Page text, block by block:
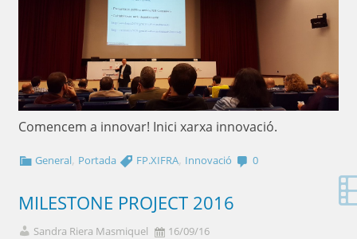
Comencem a innovar! Inici xarxa innovació.
General, Portada FP.XIFRA, Innovació 0
MILESTONE PROJECT 2016
Sandra Riera Masmiquel 16/09/16